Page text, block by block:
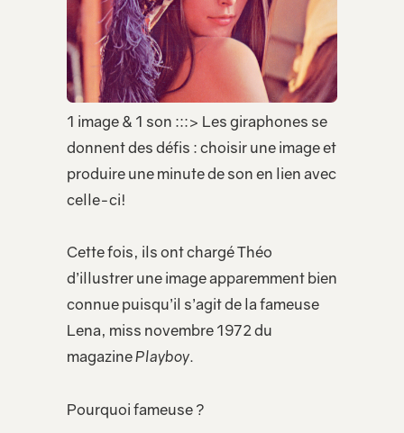
1 image & 1 son :::> Les giraphones se
donnent des défis : choisir une image et
produire une minute de son en lien avec
celle-ci!
Cette fois, ils ont chargé Théo
d’illustrer une image apparemment bien
connue puisqu’il s’agit de la fameuse
Lena, miss novembre 1972 du
magazinePlayboy.
Pourquoi fameuse ?